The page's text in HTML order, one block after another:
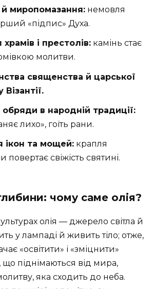
миропомазання: немовля
«підпис» Духа.
і престолів: камінь стає
молитви.
священства й царської
Візантії.
обряди в народній традиції:
лихо», гоїть рани.
ікон та мощей: крапля
повертає свіжість святині.
чому саме олія?
олія — джерело світла й
у лампаді й живить тіло; отже,
«освітити» і «зміцнити»
піднімаються від мира,
яка сходить до неба.